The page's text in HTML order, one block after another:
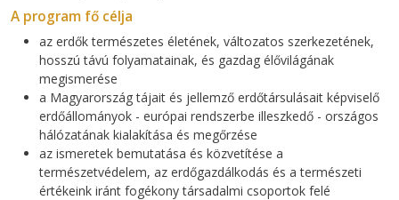
A program fő célja
az erdők természetes életének, változatos szerkezetének,
hosszú távú folyamatainak, és gazdag élővilágának
megismerése
a Magyarország tájait és jellemző erdőtársulásait képviselő
erdőállományok - európai rendszerbe illeszkedő - országos
hálózatának kialakítása és megőrzése
az ismeretek bemutatása és közvetítése a
természetvédelem, az erdőgazdálkodás és a természeti
értékeink iránt fogékony társadalmi csoportok felé